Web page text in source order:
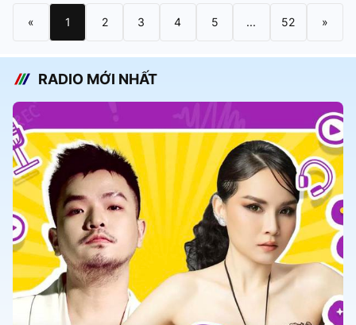
« 1 2 3 4 5 ... 52 »
RADIO MỚI NHẤT